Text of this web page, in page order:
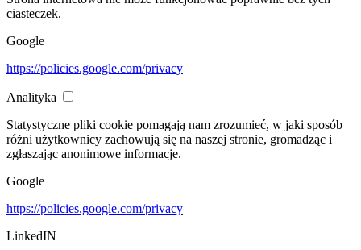
ciasteczek.
Google
https://policies.google.com/privacy
Analityka
Statystyczne pliki cookie pomagają nam zrozumieć, w jaki sposób
różni użytkownicy zachowują się na naszej stronie, gromadząc i
zgłaszając anonimowe informacje.
Google
https://policies.google.com/privacy
LinkedIN